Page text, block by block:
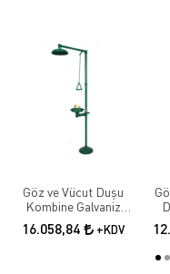
Göz ve Vücut Duşu
Kombine Galvaniz
Boyalı
16.058,84 +KDV